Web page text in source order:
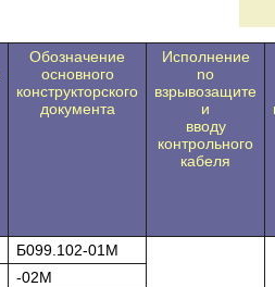
Обозначение
основного
конструкторского
документа
Исполнение
no
взрывозащите
и
вводу
контрольного
кабеля
Б099.102-01М
-02М